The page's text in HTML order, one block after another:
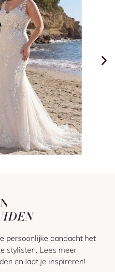
persoonlijke aandacht het
stylisten. Lees meer
en laat je inspireren!